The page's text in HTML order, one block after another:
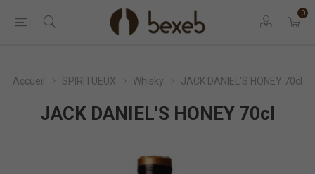
0
Accueil SPIRITUEUX Whisky JACK DANIEL'S HONEY 70cl
JACK DANIEL'S HONEY 70cl